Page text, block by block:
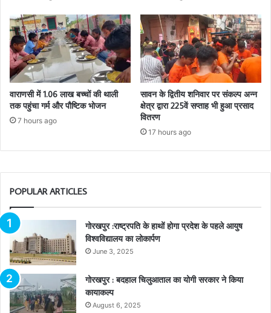
वाराणसी में 1.06 लाख बच्चों की थाली
तक पहुंचा गर्म और पौष्टिक भोजन
7 hours ago
सावन के द्वितीय शनिवार पर संकल्प अन्न
क्षेत्र द्वारा 225वें सप्ताह भी हुआ प्रसाद
वितरण
17 hours ago
POPULAR ARTICLES
गोरखपुर :राष्ट्रपति के हाथों होगा प्रदेश के पहले आयुष
विश्वविद्यालय का लोकार्पण
June 3, 2025
गोरखपुर : बदहाल चिलुआताल का योगी सरकार ने किया
कायाकल्प
August 6, 2025